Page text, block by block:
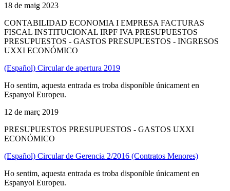
18 de maig 2023
CONTABILIDAD ECONOMIA I EMPRESA FACTURAS
FISCAL INSTITUCIONAL IRPF IVA PRESUPUESTOS
PRESUPUESTOS - GASTOS PRESUPUESTOS - INGRESOS
UXXI ECONÓMICO
(Español) Circular de apertura 2019
Ho sentim, aquesta entrada es troba disponible únicament en
Espanyol Europeu.
12 de març 2019
PRESUPUESTOS PRESUPUESTOS - GASTOS UXXI
ECONÓMICO
(Español) Circular de Gerencia 2/2016 (Contratos Menores)
Ho sentim, aquesta entrada es troba disponible únicament en
Espanyol Europeu.